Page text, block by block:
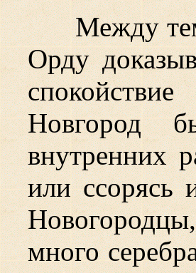
Между
Орду
Новгород
внутренних
или ссорясь
много